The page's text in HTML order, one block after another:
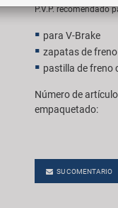
P.V.P. recomendado
para V-Brake
zapatas de
pastilla de freno
Número de
empaquetado:
SU COMENTARIO